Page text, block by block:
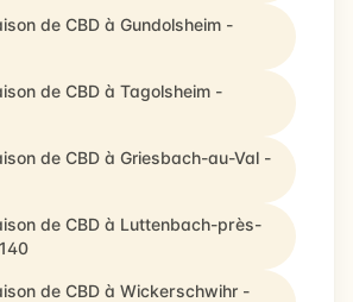
de CBD à Gundolsheim -
de CBD à Tagolsheim -
de CBD à Griesbach-au-Val -
de CBD à Luttenbach-près-
de CBD à Wickerschwihr -